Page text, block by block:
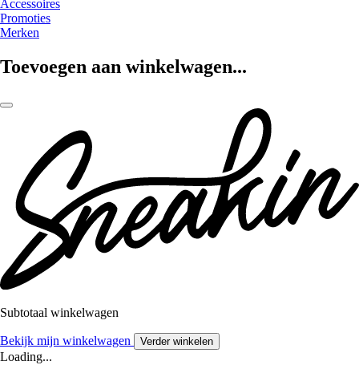
Accessoires
Promoties
Merken
Toevoegen aan winkelwagen...
Subtotaal winkelwagen
Bekijk mijn winkelwagen Verder winkelen
Loading...